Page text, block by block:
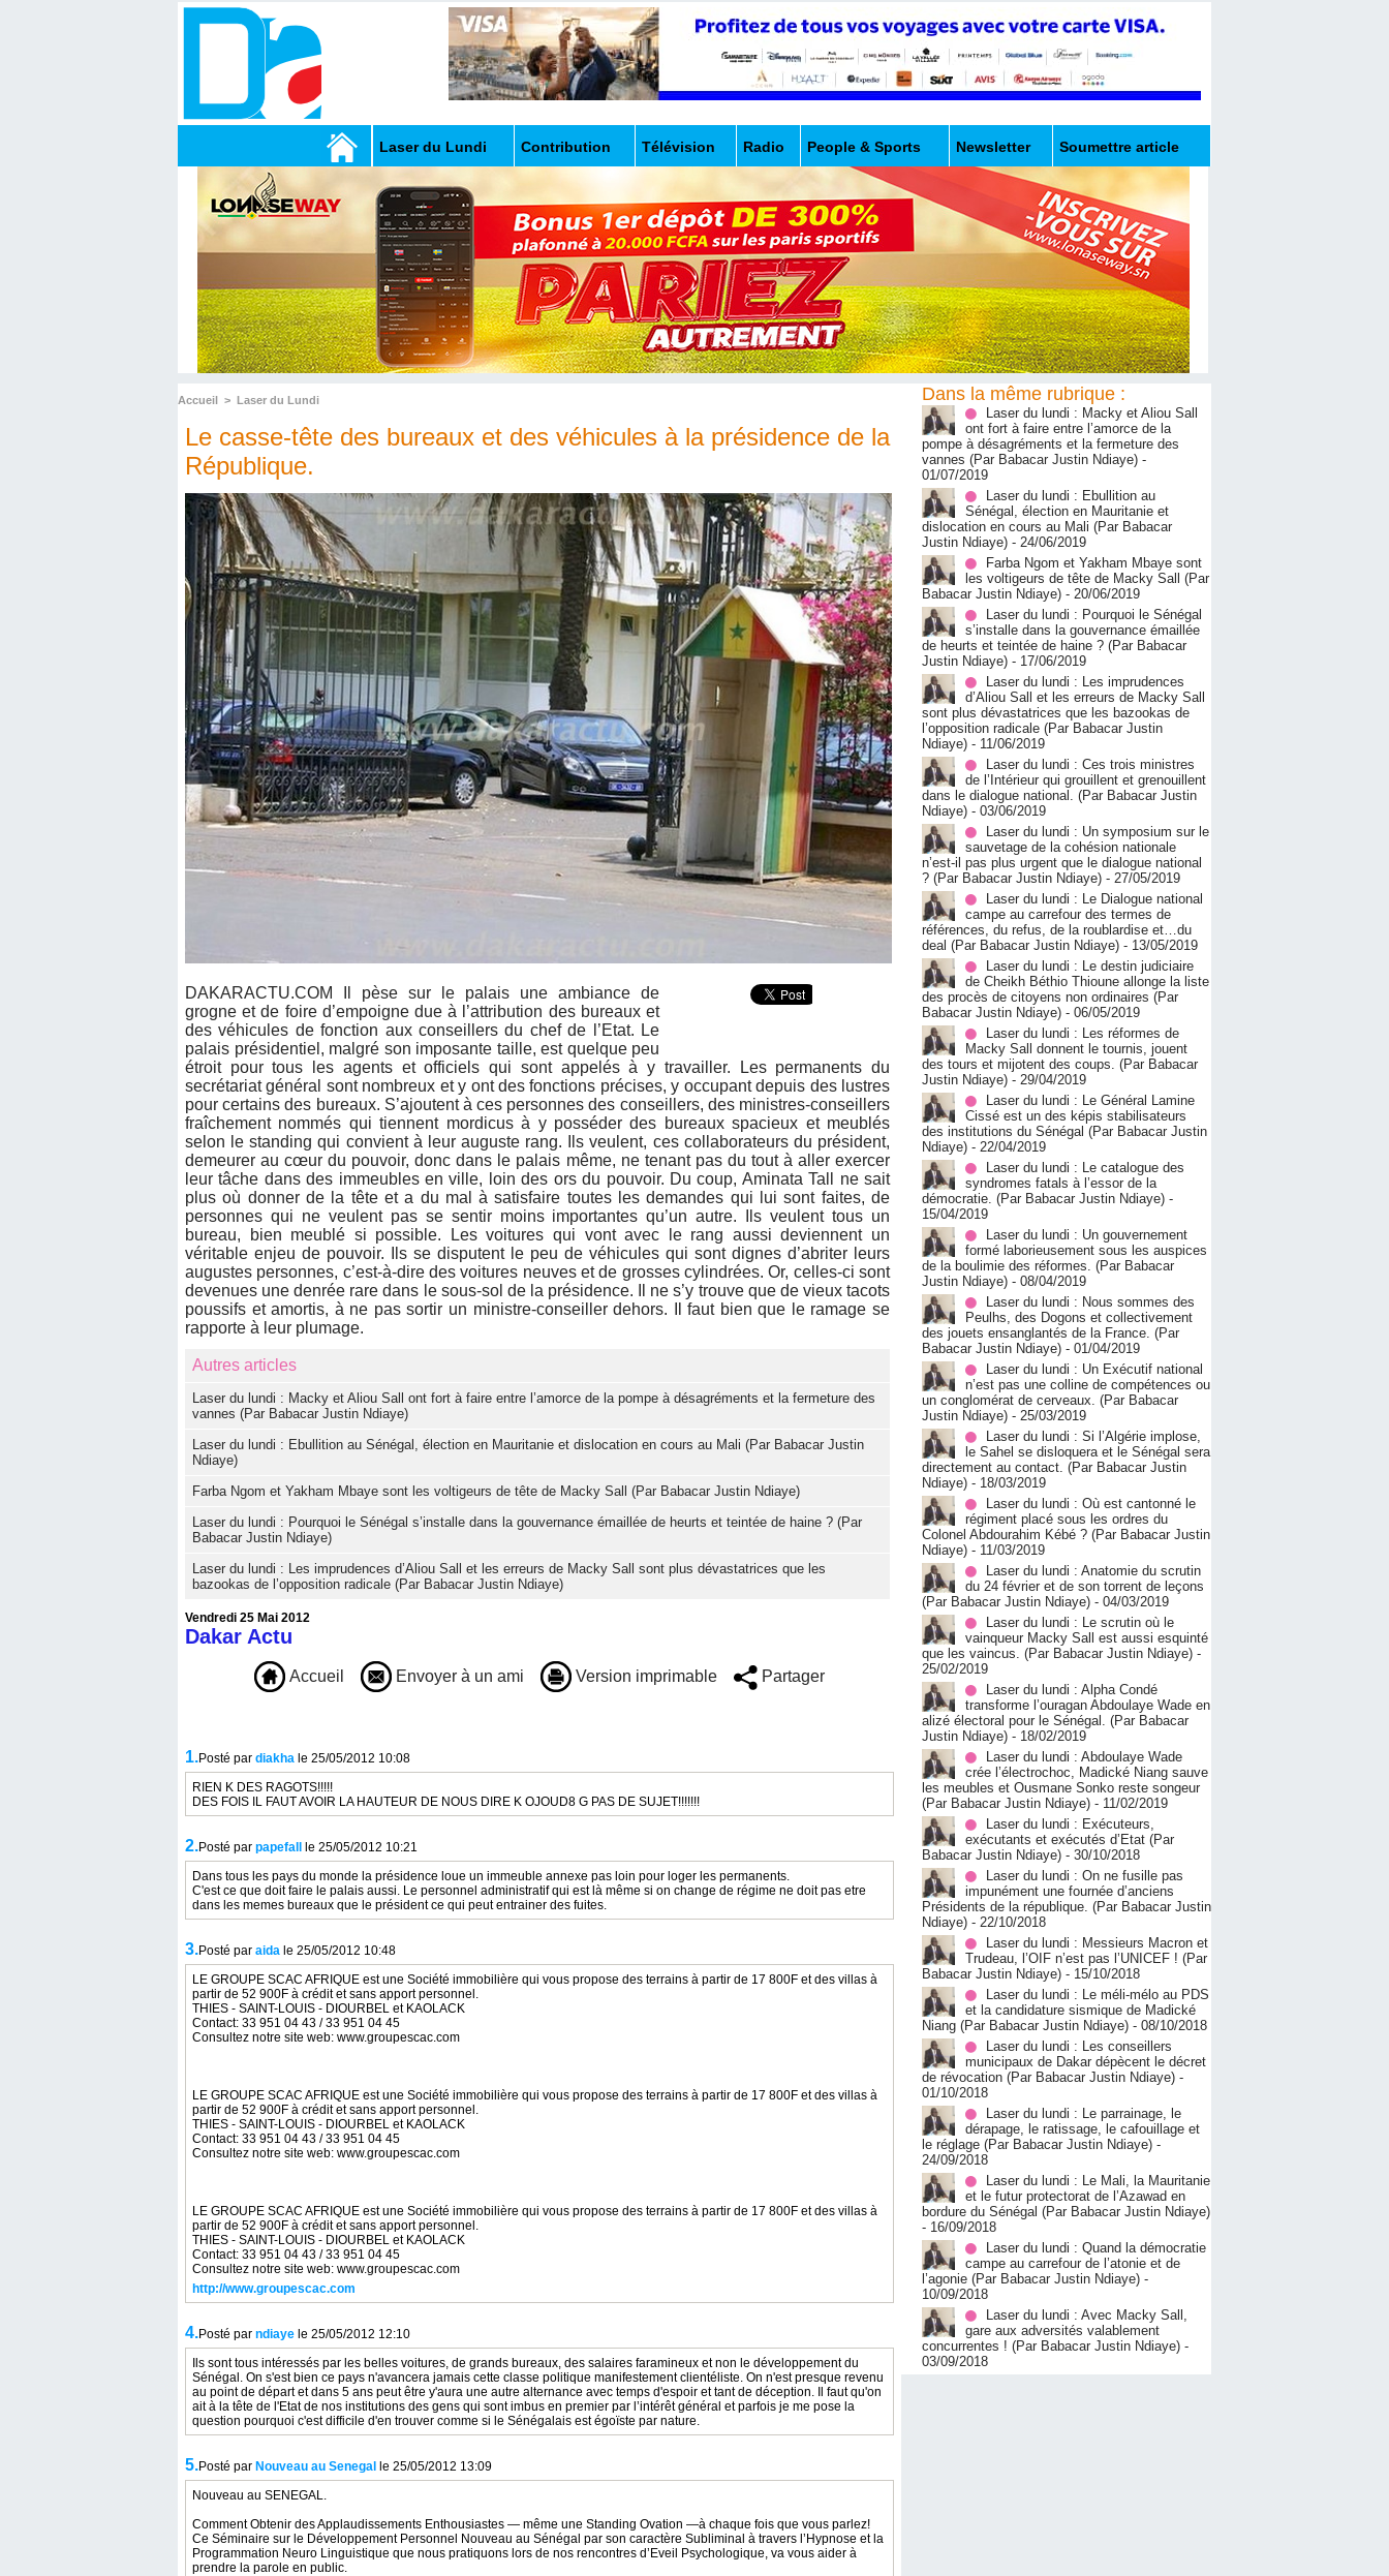
Laser du Lundi Contribution Télévision Radio People & Sports Newsletter Soumettre article
Accueil > Laser du Lundi
Le casse-tête des bureaux et des véhicules à la présidence de la
République.
DAKARACTU.COM Il pèse sur le palais une ambiance de
grogne et de foire d’empoigne due à l’attribution des bureaux et
des véhicules de fonction aux conseillers du chef de l’Etat. Le
palais présidentiel, malgré son imposante taille, est quelque peu
étroit pour tous les agents et officiels qui sont appelés à y travailler. Les permanents du
secrétariat général sont nombreux et y ont des fonctions précises, y occupant depuis des lustres
pour certains des bureaux. S’ajoutent à ces personnes des conseillers, des ministres-conseillers
fraîchement nommés qui tiennent mordicus à y posséder des bureaux spacieux et meublés
selon le standing qui convient à leur auguste rang. Ils veulent, ces collaborateurs du président,
demeurer au cœur du pouvoir, donc dans le palais même, ne tenant pas du tout à aller exercer
leur tâche dans des immeubles en ville, loin des ors du pouvoir. Du coup, Aminata Tall ne sait
plus où donner de la tête et a du mal à satisfaire toutes les demandes qui lui sont faites, de
personnes qui ne veulent pas se sentir moins importantes qu’un autre. Ils veulent tous un
bureau, bien meublé si possible. Les voitures qui vont avec le rang aussi deviennent un
véritable enjeu de pouvoir. Ils se disputent le peu de véhicules qui sont dignes d’abriter leurs
augustes personnes, c’est-à-dire des voitures neuves et de grosses cylindrées. Or, celles-ci sont
devenues une denrée rare dans le sous-sol de la présidence. Il ne s’y trouve que de vieux tacots
poussifs et amortis, à ne pas sortir un ministre-conseiller dehors. Il faut bien que le ramage se
rapporte à leur plumage.
Autres articles
Laser du lundi : Macky et Aliou Sall ont fort à faire entre l’amorce de la pompe à désagréments et la fermeture des
vannes (Par Babacar Justin Ndiaye)
Laser du lundi : Ebullition au Sénégal, élection en Mauritanie et dislocation en cours au Mali (Par Babacar Justin
Ndiaye)
Farba Ngom et Yakham Mbaye sont les voltigeurs de tête de Macky Sall (Par Babacar Justin Ndiaye)
Laser du lundi : Pourquoi le Sénégal s’installe dans la gouvernance émaillée de heurts et teintée de haine ? (Par
Babacar Justin Ndiaye)
Laser du lundi : Les imprudences d’Aliou Sall et les erreurs de Macky Sall sont plus dévastatrices que les
bazookas de l’opposition radicale (Par Babacar Justin Ndiaye)
Vendredi 25 Mai 2012
Dakar Actu
Accueil Envoyer à un ami Version imprimable Partager
1.Posté par diakha le 25/05/2012 10:08
RIEN K DES RAGOTS!!!!!
DES FOIS IL FAUT AVOIR LA HAUTEUR DE NOUS DIRE K OJOUD8 G PAS DE SUJET!!!!!!!
2.Posté par papefall
le 25/05/2012 10:21
Dans tous les pays du monde la présidence loue un immeuble annexe pas loin pour loger les permanents.
C'est ce que doit faire le palais aussi. Le personnel administratif qui est là même si on change de régime ne doit pas etre
dans les memes bureaux que le président ce qui peut entrainer des fuites.
3.Posté par aida le 25/05/2012 10:48
LE GROUPE SCAC AFRIQUE est une Société immobilière qui vous propose des terrains à partir de 17 800F et des villas à
partir de 52 900F à crédit et sans apport personnel.
THIES - SAINT-LOUIS - DIOURBEL et KAOLACK
Contact: 33 951 04 43 / 33 951 04 45
Consultez notre site web: www.groupescac.com
LE GROUPE SCAC AFRIQUE est une Société immobilière qui vous propose des terrains à partir de 17 800F et des villas à
partir de 52 900F à crédit et sans apport personnel.
THIES - SAINT-LOUIS - DIOURBEL et KAOLACK
Contact: 33 951 04 43 / 33 951 04 45
Consultez notre site web: www.groupescac.com
LE GROUPE SCAC AFRIQUE est une Société immobilière qui vous propose des terrains à partir de 17 800F et des villas à
partir de 52 900F à crédit et sans apport personnel.
THIES - SAINT-LOUIS - DIOURBEL et KAOLACK
Contact: 33 951 04 43 / 33 951 04 45
Consultez notre site web: www.groupescac.com
http://www.groupescac.com
4.Posté par ndiaye le 25/05/2012 12:10
Ils sont tous intéressés par les belles voitures, de grands bureaux, des salaires faramineux et non le développement du
Sénégal. On s'est bien ce pays n'avancera jamais cette classe politique manifestement clientéliste. On n'est presque revenu
au point de départ et dans 5 ans peut être y'aura une autre alternance avec temps d'espoir et tant de déception. Il faut qu'on
ait à la tête de l'Etat de nos institutions des gens qui sont imbus en premier par l’intérêt général et parfois je me pose la
question pourquoi c'est difficile d'en trouver comme si le Sénégalais est égoïste par nature.
5.Posté par Nouveau au Senegal
le 25/05/2012 13:09
Nouveau au SENEGAL.
Comment Obtenir des Applaudissements Enthousiastes — même une Standing Ovation —à chaque fois que vous parlez!
Ce Séminaire sur le Développement Personnel Nouveau au Sénégal par son caractère Subliminal à travers l’Hypnose et la
Programmation Neuro Linguistique que nous pratiquons lors de nos rencontres d’Eveil Psychologique, va vous aider à
prendre la parole en public.
Dans la même rubrique :
Laser du lundi : Macky et Aliou Sall
ont fort à faire entre l’amorce de la
pompe à désagréments et la fermeture des
vannes (Par Babacar Justin Ndiaye) -
01/07/2019
Laser du lundi : Ebullition au
Sénégal, élection en Mauritanie et
dislocation en cours au Mali (Par Babacar
Justin Ndiaye) - 24/06/2019
Farba Ngom et Yakham Mbaye sont
les voltigeurs de tête de Macky Sall (Par
Babacar Justin Ndiaye) - 20/06/2019
Laser du lundi : Pourquoi le Sénégal
s’installe dans la gouvernance émaillée
de heurts et teintée de haine ? (Par Babacar
Justin Ndiaye) - 17/06/2019
Laser du lundi : Les imprudences
d’Aliou Sall et les erreurs de Macky Sall
sont plus dévastatrices que les bazookas de
l’opposition radicale (Par Babacar Justin
Ndiaye) - 11/06/2019
Laser du lundi : Ces trois ministres
de l’Intérieur qui grouillent et grenouillent
dans le dialogue national. (Par Babacar Justin
Ndiaye) - 03/06/2019
Laser du lundi : Un symposium sur le
sauvetage de la cohésion nationale
n’est-il pas plus urgent que le dialogue national
? (Par Babacar Justin Ndiaye) - 27/05/2019
Laser du lundi : Le Dialogue national
campe au carrefour des termes de
références, du refus, de la roublardise et…du
deal (Par Babacar Justin Ndiaye) - 13/05/2019
Laser du lundi : Le destin judiciaire
de Cheikh Béthio Thioune allonge la liste
des procès de citoyens non ordinaires (Par
Babacar Justin Ndiaye) - 06/05/2019
Laser du lundi : Les réformes de
Macky Sall donnent le tournis, jouent
des tours et mijotent des coups. (Par Babacar
Justin Ndiaye) - 29/04/2019
Laser du lundi : Le Général Lamine
Cissé est un des képis stabilisateurs
des institutions du Sénégal (Par Babacar Justin
Ndiaye) - 22/04/2019
Laser du lundi : Le catalogue des
syndromes fatals à l’essor de la
démocratie. (Par Babacar Justin Ndiaye) -
15/04/2019
Laser du lundi : Un gouvernement
formé laborieusement sous les auspices
de la boulimie des réformes. (Par Babacar
Justin Ndiaye) - 08/04/2019
Laser du lundi : Nous sommes des
Peulhs, des Dogons et collectivement
des jouets ensanglantés de la France. (Par
Babacar Justin Ndiaye) - 01/04/2019
Laser du lundi : Un Exécutif national
n’est pas une colline de compétences ou
un conglomérat de cerveaux. (Par Babacar
Justin Ndiaye) - 25/03/2019
Laser du lundi : Si l’Algérie implose,
le Sahel se disloquera et le Sénégal sera
directement au contact. (Par Babacar Justin
Ndiaye) - 18/03/2019
Laser du lundi : Où est cantonné le
régiment placé sous les ordres du
Colonel Abdourahim Kébé ? (Par Babacar Justin
Ndiaye) - 11/03/2019
Laser du lundi : Anatomie du scrutin
du 24 février et de son torrent de leçons
(Par Babacar Justin Ndiaye) - 04/03/2019
Laser du lundi : Le scrutin où le
vainqueur Macky Sall est aussi esquinté
que les vaincus. (Par Babacar Justin Ndiaye) -
25/02/2019
Laser du lundi : Alpha Condé
transforme l’ouragan Abdoulaye Wade en
alizé électoral pour le Sénégal. (Par Babacar
Justin Ndiaye) - 18/02/2019
Laser du lundi : Abdoulaye Wade
crée l’électrochoc, Madické Niang sauve
les meubles et Ousmane Sonko reste songeur
(Par Babacar Justin Ndiaye) - 11/02/2019
Laser du lundi : Exécuteurs,
exécutants et exécutés d’Etat (Par
Babacar Justin Ndiaye) - 30/10/2018
Laser du lundi : On ne fusille pas
impunément une fournée d’anciens
Présidents de la république. (Par Babacar Justin
Ndiaye) - 22/10/2018
Laser du lundi : Messieurs Macron et
Trudeau, l’OIF n’est pas l’UNICEF ! (Par
Babacar Justin Ndiaye) - 15/10/2018
Laser du lundi : Le méli-mélo au PDS
et la candidature sismique de Madické
Niang (Par Babacar Justin Ndiaye) - 08/10/2018
Laser du lundi : Les conseillers
municipaux de Dakar dépècent le décret
de révocation (Par Babacar Justin Ndiaye) -
01/10/2018
Laser du lundi : Le parrainage, le
dérapage, le ratissage, le cafouillage et
le réglage (Par Babacar Justin Ndiaye) -
24/09/2018
Laser du lundi : Le Mali, la Mauritanie
et le futur protectorat de l’Azawad en
bordure du Sénégal (Par Babacar Justin Ndiaye)
- 16/09/2018
Laser du lundi : Quand la démocratie
campe au carrefour de l’atonie et de
l’agonie (Par Babacar Justin Ndiaye) -
10/09/2018
Laser du lundi : Avec Macky Sall,
gare aux adversités valablement
concurrentes ! (Par Babacar Justin Ndiaye) -
03/09/2018